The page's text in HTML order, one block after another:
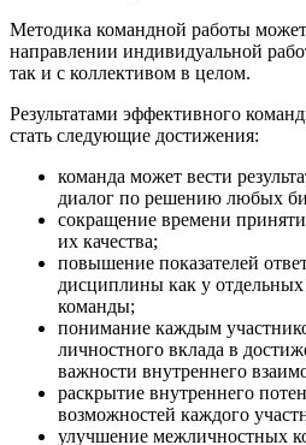
Методика командной работы может
направлении индивидуальной
так и с коллективом в целом.
Результатами эффективного
стать следующие достижения:
команда может вести
диалог по решению любых
сокращение времени
их качества;
повышение показателей
дисциплины как у отдельных
команды;
понимание каждым
личностного вклада в
важности внутреннего
раскрытие внутреннего
возможностей каждого
улучшение межличностных